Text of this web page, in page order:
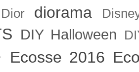
Dior diorama
DIY Halloween
Ecosse 2016